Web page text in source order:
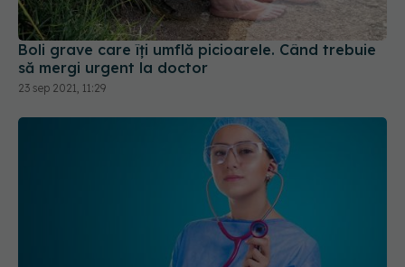
Boli grave care îți umflă picioarele. Când trebuie
să mergi urgent la doctor
23 sep 2021, 11:29